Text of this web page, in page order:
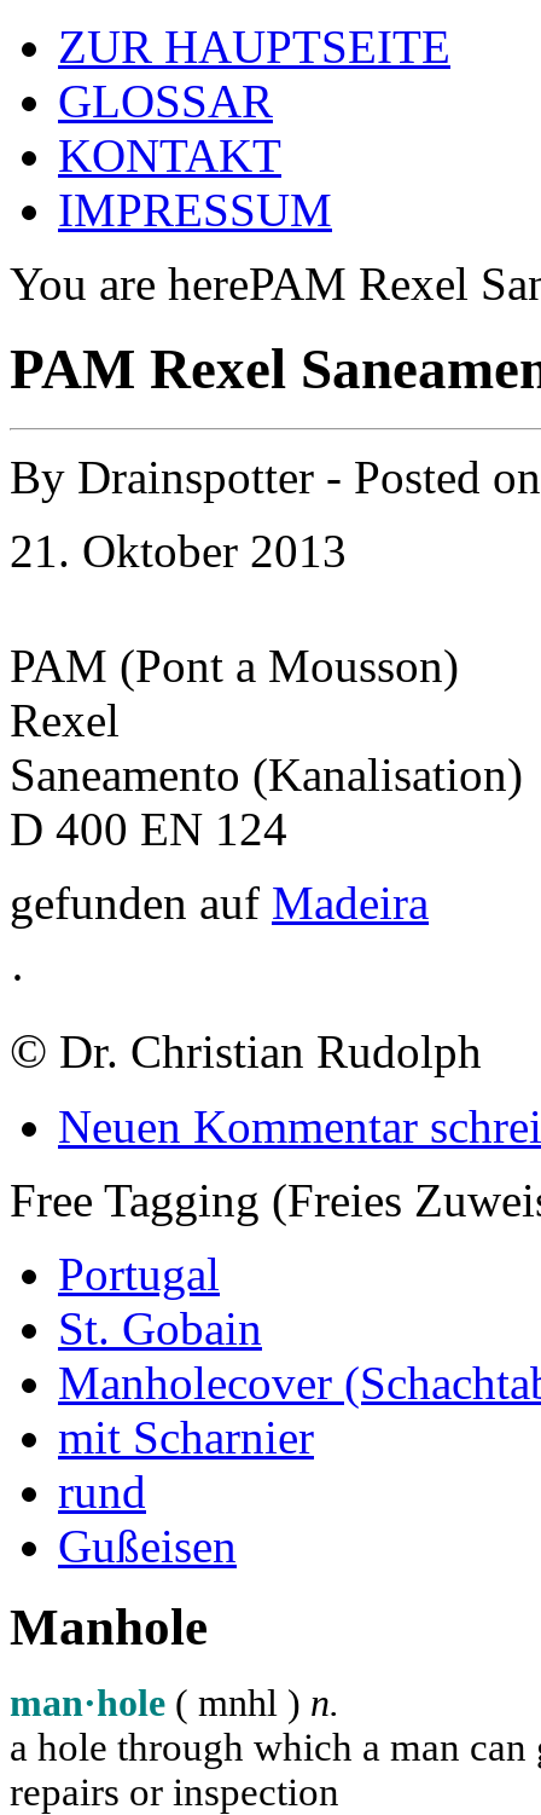
ZUR HAUPTSEITE
GLOSSAR
KONTAKT
IMPRESSUM
You are herePAM Rexel
PAM Rexel
By Drainspotter - Posted
21. Oktober 2013
PAM (Pont a Mousson)
Rexel
Saneamento (Kanalisation)
D 400 EN 124
gefunden auf Madeira
·
© Dr. Christian Rudolph
Neuen Kommentar
Free Tagging (Freies
Portugal
St. Gobain
Manholecover
mit Scharnier
rund
Gußeisen
Manhole
man·hole ( mnhl ) n.
a hole through which a man
repairs or inspection